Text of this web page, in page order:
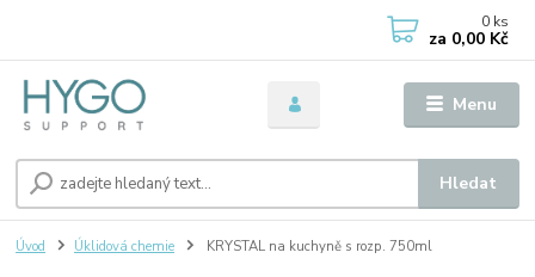
Menu
Hledat
0 ks
za 0,00 Kč
Úvod Úklidová chemie KRYSTAL na kuchyně s rozp. 750ml